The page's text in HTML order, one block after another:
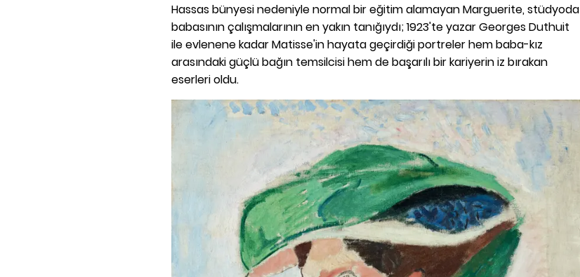
Hassas bünyesi nedeniyle normal bir eğitim alamayan Marguerite, stüdyoda
babasının çalışmalarının en yakın tanığıydı; 1923'te yazar Georges Duthuit
ile evlenene kadar Matisse'in hayata geçirdiği portreler hem baba-kız
arasındaki güçlü bağın temsilcisi hem de başarılı bir kariyerin iz bırakan
eserleri oldu.